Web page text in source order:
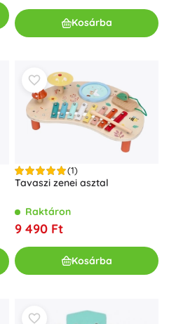
Kosárba
(1)
Tavaszi zenei asztal
Raktáron
9 490 Ft
Kosárba